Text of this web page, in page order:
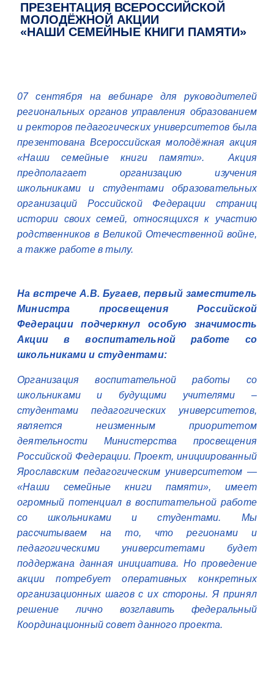
ПРЕЗЕНТАЦИЯ ВСЕРОССИЙСКОЙ
МОЛОДЁЖНОЙ АКЦИИ
«НАШИ СЕМЕЙНЫЕ КНИГИ ПАМЯТИ»
07 сентября на вебинаре для руководителей
региональных органов управления образованием
и ректоров педагогических университетов была
презентована Всероссийская молодёжная акция
«Наши семейные книги памяти». Акция
предполагает организацию изучения
школьниками и студентами образовательных
организаций Российской Федерации страниц
истории своих семей, относящихся к участию
родственников в Великой Отечественной войне,
а также работе в тылу.
На встрече А.В. Бугаев, первый заместитель
Министра просвещения Российской
Федерации подчеркнул особую значимость
Акции в воспитательной работе со
школьниками и студентами:
Организация воспитательной работы со
школьниками и будущими учителями –
студентами педагогических университетов,
является неизменным приоритетом
деятельности Министерства просвещения
Российской Федерации. Проект, инициированный
Ярославским педагогическим университетом —
«Наши семейные книги памяти», имеет
огромный потенциал в воспитательной работе
со школьниками и студентами. Мы
рассчитываем на то, что регионами и
педагогическими университетами будет
поддержана данная инициатива. Но проведение
акции потребует оперативных конкретных
организационных шагов с их стороны. Я принял
решение лично возглавить федеральный
Координационный совет данного проекта.